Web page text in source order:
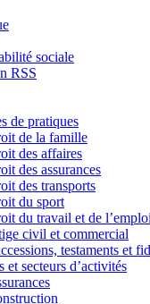
sociale
RSS
de pratiques
de la famille
des affaires
des assurances
des transports
du sport
du travail et de l’emploi
civil et commercial
testaments et
et secteurs d’activités